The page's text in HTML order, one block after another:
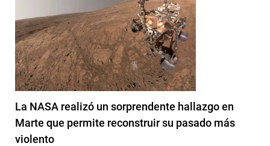
La NASA realizó un sorprendente hallazgo en
Marte que permite reconstruir su pasado más
violento